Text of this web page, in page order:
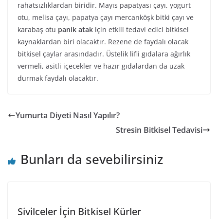
rahatsızlıklardan biridir. Mayıs papatyası çayı, yogurt
otu, melisa çayı, papatya çayı mercanköşk bitki çayı ve
karabaş otu panik atak için etkili tedavi edici bitkisel
kaynaklardan biri olacaktır. Rezene de faydalı olacak
bitkisel çaylar arasındadır. Üstelik lifli gıdalara ağırlık
vermeli, asitli içecekler ve hazır gıdalardan da uzak
durmak faydalı olacaktır.
Yumurta Diyeti Nasıl Yapılır?
Stresin Bitkisel Tedavisi
Bunları da sevebilirsiniz
Sivilceler İçin Bitkisel Kürler